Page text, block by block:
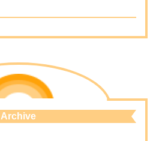
Archive